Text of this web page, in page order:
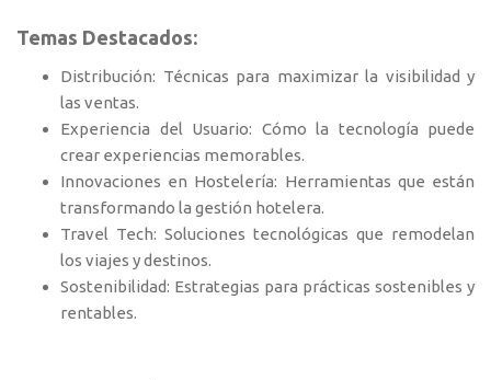
Temas Destacados:
Distribución: Técnicas para maximizar la visibilidad y
las ventas.
Experiencia del Usuario: Cómo la tecnología puede
crear experiencias memorables.
Innovaciones en Hostelería: Herramientas que están
transformando la gestión hotelera.
Travel Tech: Soluciones tecnológicas que remodelan
los viajes y destinos.
Sostenibilidad: Estrategias para prácticas sostenibles y
rentables.